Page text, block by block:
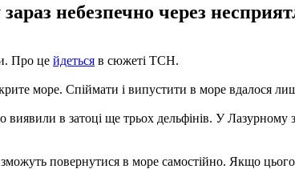
небезпечно через
Про це йдеться в сюжеті ТСН.
море. Спіймати і випустити в море вдалося
в затоці ще трьох дельфінів. У
повернутися в море самостійно. Якщо